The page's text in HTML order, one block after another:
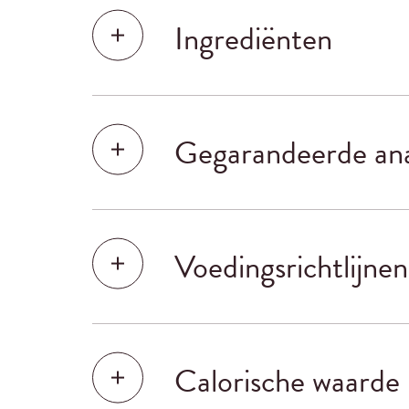
Ingrediënten
Gegarandeerde
Voedingsrichtlijnen
Calorische waarde